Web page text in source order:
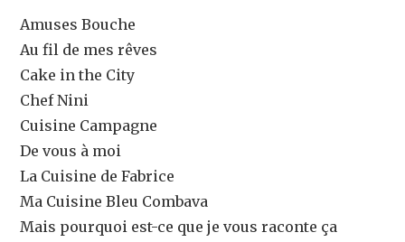
Amuses Bouche
Au fil de mes rêves
Cake in the City
Chef Nini
Cuisine Campagne
De vous à moi
La Cuisine de Fabrice
Ma Cuisine Bleu Combava
Mais pourquoi est-ce que je vous raconte ça